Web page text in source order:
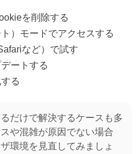
を削除する
）モードでアクセスする
など）で試す
ートする
る
だけで解決するケースも多
や混雑が原因でない場合
環境を見直してみましょ